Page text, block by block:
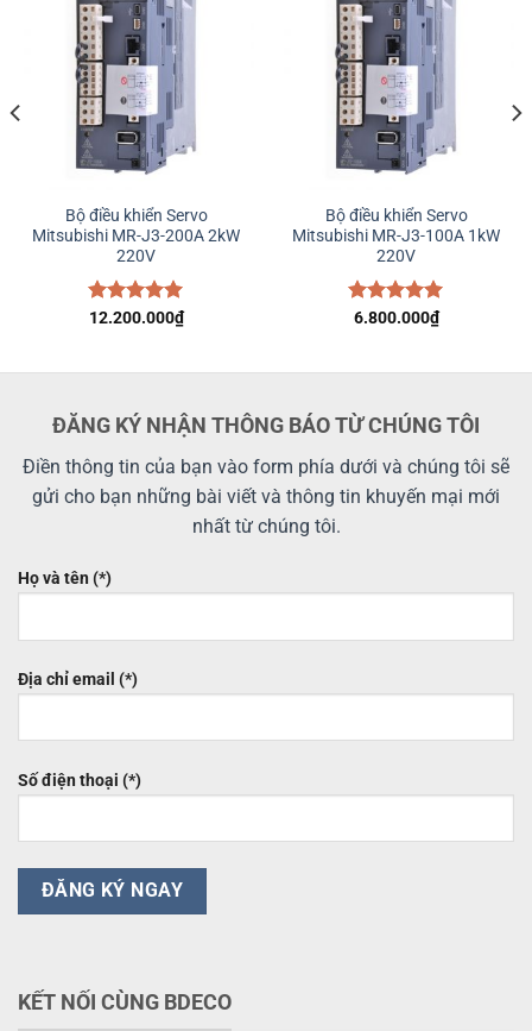
Bộ điều khiển Servo
Mitsubishi MR-J3-200A 2kW
220V
Được xếp
12.200.000₫
Bộ điều khiển Servo
Mitsubishi MR-J3-100A 1kW
220V
Được xếp
6.800.000₫
ĐĂNG KÝ NHẬN THÔNG BÁO TỪ CHÚNG TÔI
Điền thông tin của bạn vào form phía dưới và chúng tôi sẽ
gửi cho bạn những bài viết và thông tin khuyến mại mới
nhất từ chúng tôi.
Họ và tên (*)
Địa chỉ email (*)
Số điện thoại (*)
KẾT NỐI CÙNG BDECO